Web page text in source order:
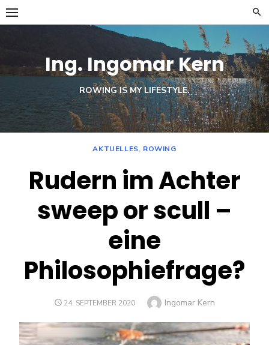
Skip
to
Ing. Ingomar Kern
ROWING IS MY LIFESTYLE.
AKTUELLES, ROWING
Rudern im Achter
sweep or scull –
eine
Philosophiefrage?
POSTED
24. SEPTEMBER 2020 Author
Ingomar Kern